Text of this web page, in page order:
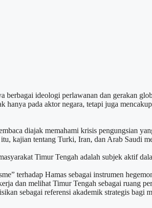
ideologi perlawanan dan gerakan
pada aktor negara, tetapi juga
diajak memahami krisis pengungsian
kajian tentang Turki, Iran, dan Arab Saudi
Timur Tengah adalah subjek aktif
terhadap Hamas sebagai instrumen
dan melihat Timur Tengah sebagai ruang
sebagai referensi akademik strategis bagi